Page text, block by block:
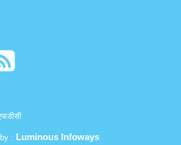
: Luminous Infoways